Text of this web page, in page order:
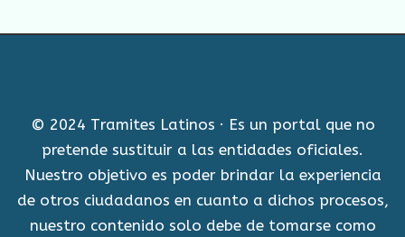
© 2024 Tramites Latinos · Es un portal que no
pretende sustituir a las entidades oficiales.
Nuestro objetivo es poder brindar la experiencia
de otros ciudadanos en cuanto a dichos procesos,
nuestro contenido solo debe de tomarse como